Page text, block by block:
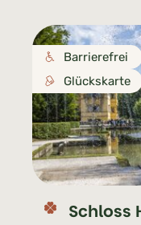
Barrierefrei
Glückskarte
Schloss